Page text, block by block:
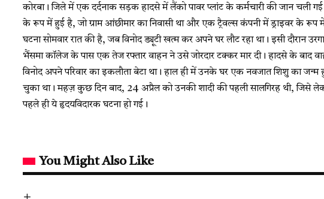
कोरबा। जिले में एक दर्दनाक सड़क हादसे में लैंको पावर प्लांट के कर्मचारी की जान चली
के रूप में हुई है, जो ग्राम आंछीमार का निवासी था और एक ट्रैवल्स कंपनी में ड्राइवर के रूप में
घटना सोमवार रात की है, जब विनोद ड्यूटी खत्म कर अपने घर लौट रहा था। इसी दौरान उरगा
भैंसमा कॉलेज के पास एक तेज रफ्तार वाहन ने उसे जोरदार टक्कर मार दी। हादसे के बाद
विनोद अपने परिवार का इकलौता बेटा था। हाल ही में उनके घर एक नवजात शिशु का जन्म
चुका था। महज़ कुछ दिन बाद, 24 अप्रैल को उनकी शादी की पहली सालगिरह थी, जिसे
पहले ही ये हृदयविदारक घटना हो गई।
You Might Also Like